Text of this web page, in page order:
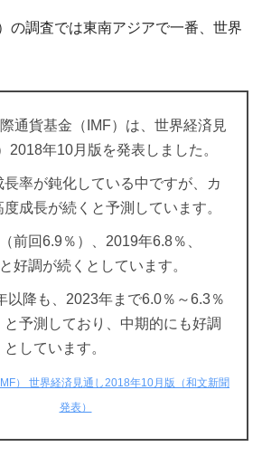
の調査では東南アジアで一番、世界
通貨基金（IMF）は、世界経済見
2018年10月版を発表しました。
率が鈍化している中ですが、カ
成長が続くと予測しています。
前回6.9％）、2019年6.8％、
好調が続くとしています。
以降も、2023年まで6.0％～6.3％
予測しており、中期的にも好調
しています。
） 世界経済見通し2018年10月版（和文新聞
発表）